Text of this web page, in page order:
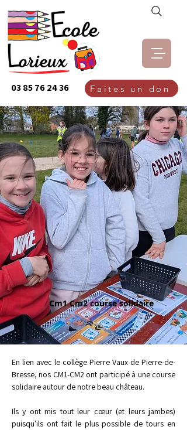
03 85 76 24 36 Faites un don
Cm1 Cm2 course solidaire
En lien avec le collège Pierre Vaux de Pierre-de-
Bresse, nos CM1-CM2 ont participé à une course
solidaire autour de notre beau château.
Ils y ont mis tout leur cœur (et leurs jambes)
puisqu'ils ont fait le plus possible de tours en